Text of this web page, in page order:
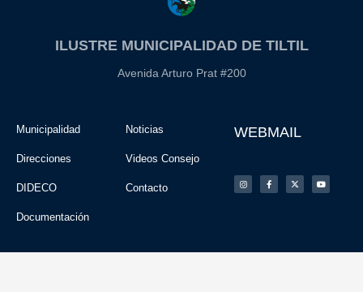
ILUSTRE MUNICIPALIDAD DE TILTIL
Avenida Arturo Prat #200
Municipalidad
Direcciones
DIDECO
Documentación
Noticias
Videos Consejo
Contacto
WEBMAIL